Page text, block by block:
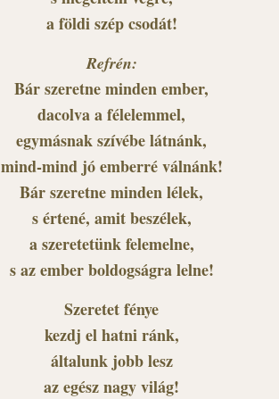
a földi szép csodát!
Refrén:
Bár szeretne minden ember,
dacolva a félelemmel,
egymásnak szívébe látnánk,
mind-mind jó emberré válnánk!
Bár szeretne minden lélek,
s értené, amit beszélek,
a szeretetünk felemelne,
s az ember boldogságra lelne!
Szeretet fénye
kezdj el hatni ránk,
általunk jobb lesz
az egész nagy világ!